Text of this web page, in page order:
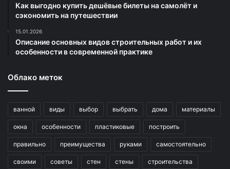
Как выгодно купить дешёвые билеты на самолёт и
сэкономить на путешествии
15.01.2026
Описание основных видов строительных работ и их
особенности в современной практике
Облако меток
ванной виды выбор выбрать дома материалы
окна особенности пластиковые построить
правильно преимущества руками самостоятельно
своими советы стен стены строительства